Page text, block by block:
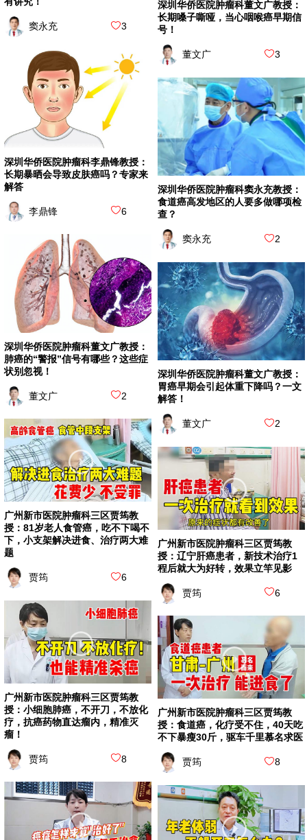
窦永充 3
深圳华侨医院肿瘤科李鼎锋教授：
长期暴晒会导致皮肤癌吗？专家来
解答
李鼎锋 6
深圳华侨医院肿瘤科董文广教授：
肺癌的“警报”信号有哪些？这些症
状别忽视！
董文广 2
广州新市医院肿瘤科三区贾筠教
授：81岁老人食管癌，吃不下喝不
下，小支架解决进食、治疗两大难
题
贾筠 6
广州新市医院肿瘤科三区贾筠教
授：小细胞肺癌，不开刀，不放化
疗，抗癌药物直达瘤内，精准灭
瘤！
贾筠 8
深圳华侨医院肿瘤科董文广教授：
长期嗓子嘶哑，当心咽喉癌早期信
号！
董文广 3
深圳华侨医院肿瘤科窦永充教授：
食道癌高发地区的人要多做哪项检
查？
窦永充 2
深圳华侨医院肿瘤科董文广教授：
胃癌早期会引起体重下降吗？一文
解答！
董文广 2
广州新市医院肿瘤科三区贾筠教
授：辽宁肝癌患者，新技术治疗1
程后就大为好转，效果立竿见影
贾筠 6
广州新市医院肿瘤科三区贾筠教
授：食道癌，化疗受不住，40天吃
不下暴瘦30斤，驱车千里慕名求医
贾筠 8